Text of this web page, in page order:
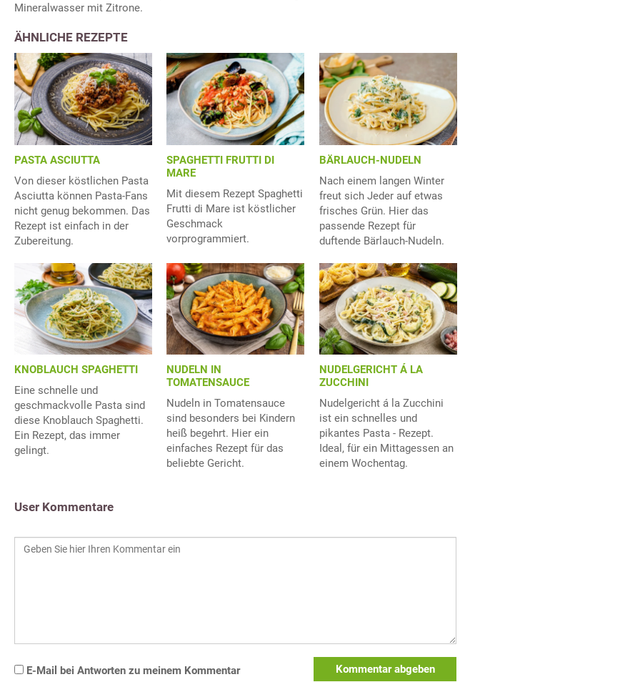
Mineralwasser mit Zitrone.
ÄHNLICHE REZEPTE
PASTA ASCIUTTA
Von dieser köstlichen Pasta
Asciutta können Pasta-Fans
nicht genug bekommen. Das
Rezept ist einfach in der
Zubereitung.
SPAGHETTI FRUTTI DI
MARE
Mit diesem Rezept Spaghetti
Frutti di Mare ist köstlicher
Geschmack
vorprogrammiert.
BÄRLAUCH-NUDELN
Nach einem langen Winter
freut sich Jeder auf etwas
frisches Grün. Hier das
passende Rezept für
duftende Bärlauch-Nudeln.
KNOBLAUCH SPAGHETTI
Eine schnelle und
geschmackvolle Pasta sind
diese Knoblauch Spaghetti.
Ein Rezept, das immer
gelingt.
NUDELN IN
TOMATENSAUCE
Nudeln in Tomatensauce
sind besonders bei Kindern
heiß begehrt. Hier ein
einfaches Rezept für das
beliebte Gericht.
NUDELGERICHT Á LA
ZUCCHINI
Nudelgericht á la Zucchini
ist ein schnelles und
pikantes Pasta - Rezept.
Ideal, für ein Mittagessen an
einem Wochentag.
User Kommentare
E-Mail bei Antworten zu meinem Kommentar Kommentar abgeben